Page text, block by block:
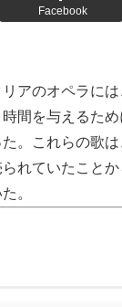
Facebook
アのオペラに
間を与えるた
。これらの歌
れていたことか
。